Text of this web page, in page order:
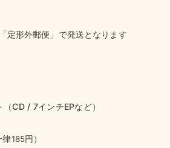
定形外郵便」で発送となります
CD / 7インチEPなど）
185円）